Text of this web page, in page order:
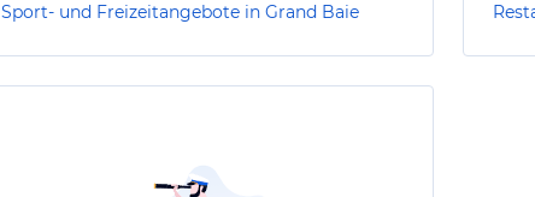
Sport- und Freizeitangebote in Grand Baie